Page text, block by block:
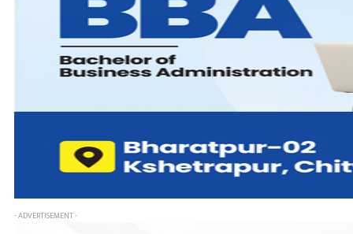
- ADVERTISEMENT -